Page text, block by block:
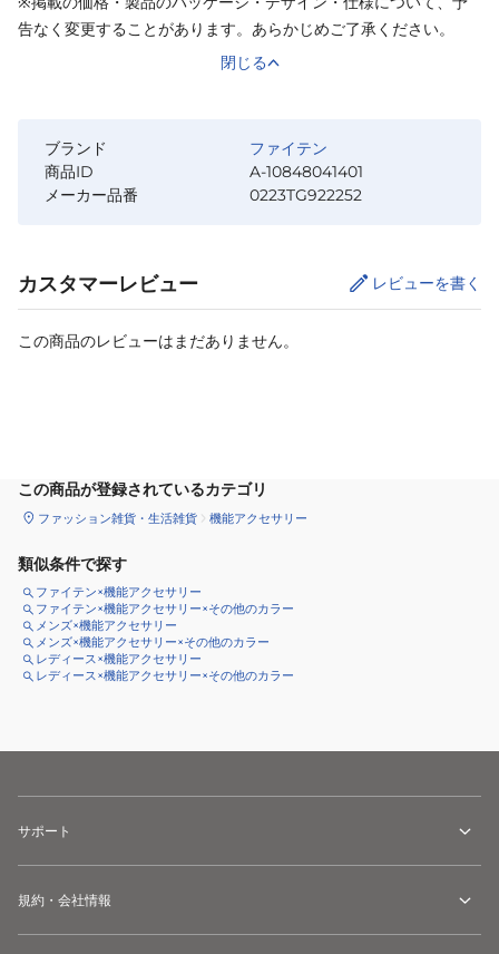
告なく変更することがあります。あらかじめご了承ください。
閉じる
ブランド
ファイテン
商品ID
A-10848041401
メーカー品番
0223TG922252
カスタマーレビュー レビューを書く
この商品のレビューはまだありません。
この商品が登録されているカテゴリ
ファッション雑貨・生活雑貨 機能アクセサリー
類似条件で探す
ファイテン×機能アクセサリー
ファイテン×機能アクセサリー×その他のカラー
メンズ×機能アクセサリー
メンズ×機能アクセサリー×その他のカラー
レディース×機能アクセサリー
レディース×機能アクセサリー×その他のカラー
サポート
規約・会社情報